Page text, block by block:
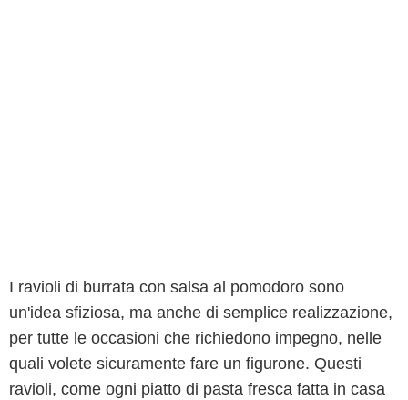
I ravioli di burrata con salsa al pomodoro sono
un'idea sfiziosa, ma anche di semplice realizzazione,
per tutte le occasioni che richiedono impegno, nelle
quali volete sicuramente fare un figurone. Questi
ravioli, come ogni piatto di pasta fresca fatta in casa